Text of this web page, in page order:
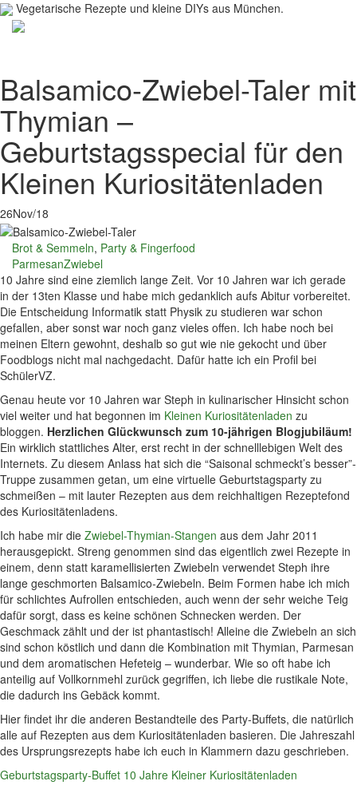
Vegetarische Rezepte und kleine DIYs aus München.
Balsamico-Zwiebel-Taler mit
Thymian –
Geburtstagsspecial für den
Kleinen Kuriositätenladen
26Nov/18
Brot & Semmeln, Party & Fingerfood
ParmesanZwiebel
10 Jahre sind eine ziemlich lange Zeit. Vor 10 Jahren war ich gerade
in der 13ten Klasse und habe mich gedanklich aufs Abitur vorbereitet.
Die Entscheidung Informatik statt Physik zu studieren war schon
gefallen, aber sonst war noch ganz vieles offen. Ich habe noch bei
meinen Eltern gewohnt, deshalb so gut wie nie gekocht und über
Foodblogs nicht mal nachgedacht. Dafür hatte ich ein Profil bei
SchülerVZ.
Genau heute vor 10 Jahren war Steph in kulinarischer Hinsicht schon
viel weiter und hat begonnen im Kleinen Kuriositätenladen zu
bloggen. Herzlichen Glückwunsch zum 10-jährigen Blogjubiläum!
Ein wirklich stattliches Alter, erst recht in der schnelllebigen Welt des
Internets. Zu diesem Anlass hat sich die “Saisonal schmeckt’s besser”-
Truppe zusammen getan, um eine virtuelle Geburtstagsparty zu
schmeißen – mit lauter Rezepten aus dem reichhaltigen Rezeptefond
des Kuriositätenladens.
Ich habe mir die Zwiebel-Thymian-Stangen aus dem Jahr 2011
herausgepickt. Streng genommen sind das eigentlich zwei Rezepte in
einem, denn statt karamellisierten Zwiebeln verwendet Steph ihre
lange geschmorten Balsamico-Zwiebeln. Beim Formen habe ich mich
für schlichtes Aufrollen entschieden, auch wenn der sehr weiche Teig
dafür sorgt, dass es keine schönen Schnecken werden. Der
Geschmack zählt und der ist phantastisch! Alleine die Zwiebeln an sich
sind schon köstlich und dann die Kombination mit Thymian, Parmesan
und dem aromatischen Hefeteig – wunderbar. Wie so oft habe ich
anteilig auf Vollkornmehl zurück gegriffen, ich liebe die rustikale Note,
die dadurch ins Gebäck kommt.
Hier findet ihr die anderen Bestandteile des Party-Buffets, die natürlich
alle auf Rezepten aus dem Kuriositätenladen basieren. Die Jahreszahl
des Ursprungsrezepts habe ich euch in Klammern dazu geschrieben.
Geburtstagsparty-Buffet 10 Jahre Kleiner Kuriositätenladen